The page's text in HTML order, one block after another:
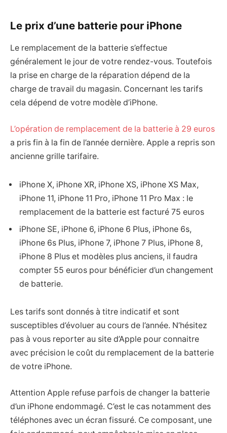
Le prix d’une batterie pour iPhone
Le remplacement de la batterie s’effectue
généralement le jour de votre rendez-vous. Toutefois
la prise en charge de la réparation dépend de la
charge de travail du magasin. Concernant les tarifs
cela dépend de votre modèle d’iPhone.
L’opération de remplacement de la batterie à 29 euros
a pris fin à la fin de l’année dernière. Apple a repris son
ancienne grille tarifaire.
iPhone X, iPhone XR, iPhone XS, iPhone XS Max,
iPhone 11, iPhone 11 Pro, iPhone 11 Pro Max : le
remplacement de la batterie est facturé 75 euros
iPhone SE, iPhone 6, iPhone 6 Plus, iPhone 6s,
iPhone 6s Plus, iPhone 7, iPhone 7 Plus, iPhone 8,
iPhone 8 Plus et modèles plus anciens, il faudra
compter 55 euros pour bénéficier d’un changement
de batterie.
Les tarifs sont donnés à titre indicatif et sont
susceptibles d’évoluer au cours de l’année. N’hésitez
pas à vous reporter au site d’Apple pour connaitre
avec précision le coût du remplacement de la batterie
de votre iPhone.
Attention Apple refuse parfois de changer la batterie
d’un iPhone endommagé. C’est le cas notamment des
téléphones avec un écran fissuré. Ce composant, une